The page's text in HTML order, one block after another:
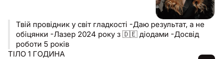
Твій провідник у світ гладкості -Даю результат, а не
обіцянки -Лазер 2024 року з 🇩🇪 діодами -Досвід
роботи 5 років
ТІЛО 1 ГОДИНА